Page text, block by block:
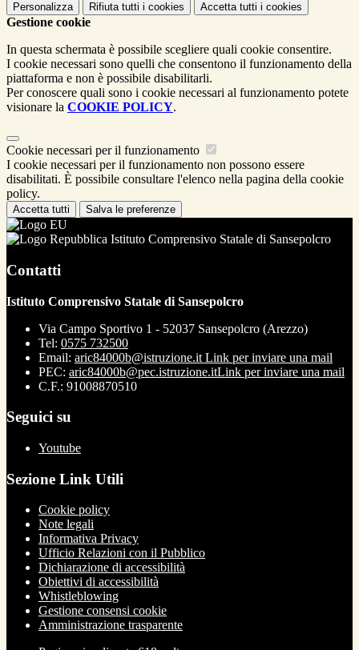
Personalizza Rifiuta tutti i cookies Accetta tutti i cookies
Gestione cookie
In questa schermata è possibile scegliere quali cookie consentire.
I cookie necessari sono quelli che consentono il funzionamento della
piattaforma e non è possibile disabilitarli.
Per conoscere quali sono i cookie necessari al funzionamento potete
visionare la COOKIE POLICY.
Cookie necessari per il funzionamento
I cookie necessari per il funzionamento non possono essere
disabilitati. È possibile consultare l'elenco nella pagina della cookie
policy.
Accetta tutti Salva le preferenze
Istituto Comprensivo Statale di Sansepolcro
Contatti
Istituto Comprensivo Statale di Sansepolcro
Via Campo Sportivo 1 - 52037 Sansepolcro (Arezzo)
Tel: 0575 732500
Email: aric84000b@istruzione.it Link per inviare una mail
PEC: aric84000b@pec.istruzione.itLink per inviare una mail
C.F.: 91008870510
Seguici su
Youtube
Sezione Link Utili
Cookie policy
Note legali
Informativa Privacy
Ufficio Relazioni con il Pubblico
Dichiarazione di accessibilità
Obiettivi di accessibilità
Whistleblowing
Gestione consensi cookie
Amministrazione trasparente